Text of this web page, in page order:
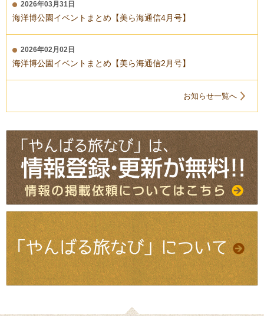
2026年03月31日
海洋博公園イベントまとめ【美ら海通信4月号】
2026年02月02日
海洋博公園イベントまとめ【美ら海通信2月号】
お知らせ一覧へ